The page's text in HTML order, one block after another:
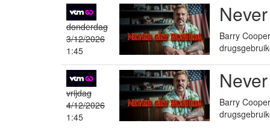
donderdag
3/12/2026
1:45
Barry
vrijdag
4/12/2026
1:45
Barry